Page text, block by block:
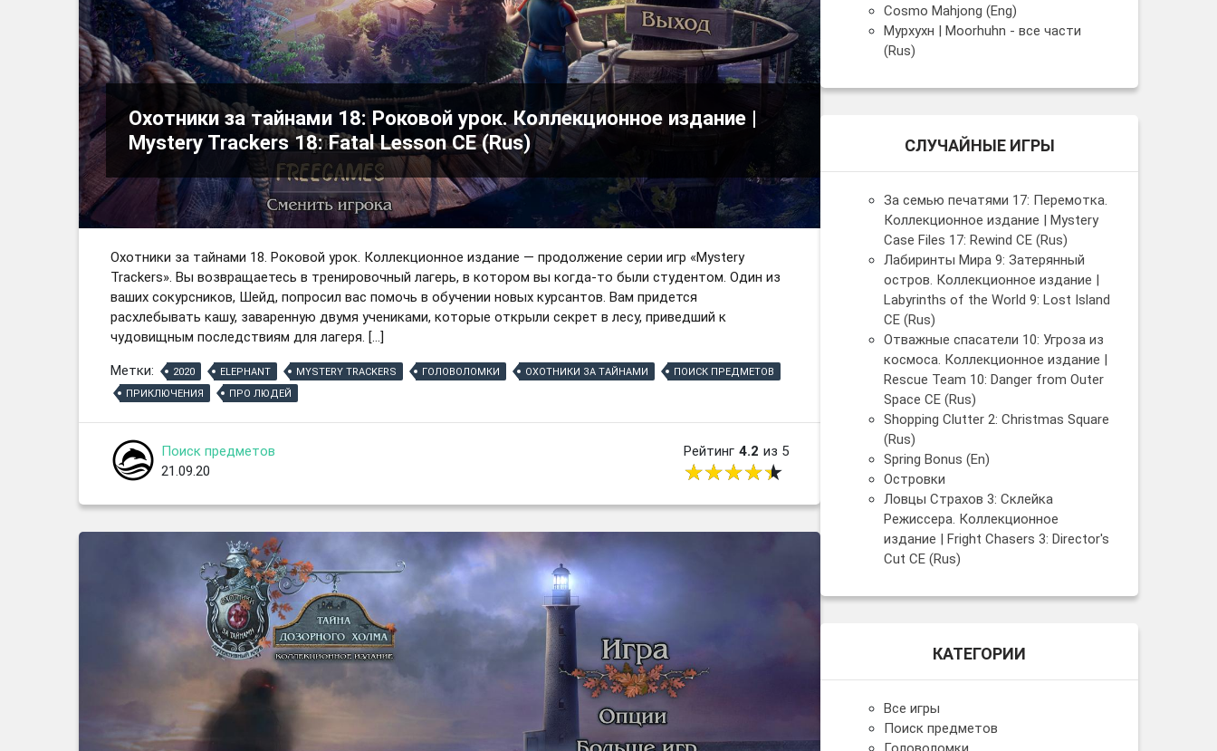
Охотники за тайнами 18: Роковой урок. Коллекционное издание |
Mystery Trackers 18: Fatal Lesson CE (Rus)
Охотники за тайнами 18. Роковой урок. Коллекционное издание — продолжение серии игр «Mystery
Trackers». Вы возвращаетесь в тренировочный лагерь, в котором вы когда-то были студентом. Один из
ваших сокурсников, Шейд, попросил вас помочь в обучении новых курсантов. Вам придется
расхлебывать кашу, заваренную двумя учениками, которые открыли секрет в лесу, приведший к
чудовищным последствиям для лагеря. […]
Метки: 2020 ELEPHANT MYSTERY TRACKERS ГОЛОВОЛОМКИ ОХОТНИКИ ЗА ТАЙНАМИ
ПОИСК ПРЕДМЕТОВ
ПРИКЛЮЧЕНИЯ
ПРО ЛЮДЕЙ
Поиск предметов
21.09.20
Рейтинг 4.2 из 5
Cosmo Mahjong (Eng)
Мурхухн | Moorhuhn - все части
(Rus)
СЛУЧАЙНЫЕ ИГРЫ
За семью печатями 17: Перемотка.
Коллекционное издание | Mystery
Case Files 17: Rewind CE (Rus)
Лабиринты Мира 9: Затерянный
остров. Коллекционное издание |
Labyrinths of the World 9: Lost Island
CE (Rus)
Отважные спасатели 10: Угроза из
космоса. Коллекционное издание |
Rescue Team 10: Danger from Outer
Space CE (Rus)
Shopping Clutter 2: Christmas Square
(Rus)
Spring Bonus (En)
Островки
Ловцы Страхов 3: Склейка
Режиссера. Коллекционное
издание | Fright Chasers 3: Director's
Cut CE (Rus)
КАТЕГОРИИ
Все игры
Поиск предметов